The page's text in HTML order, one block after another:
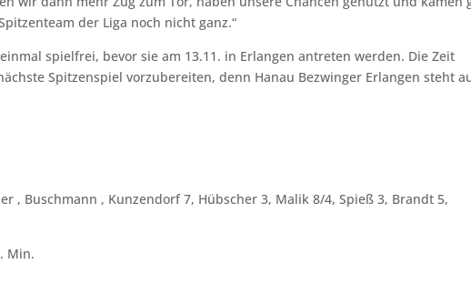
der Liga noch nicht ganz.“
spielfrei, bevor sie am 13.11. in Erlangen antreten werden. Die Zeit
Spitzenspiel vorzubereiten, denn Hanau Bezwinger Erlangen steht
, Buschmann , Kunzendorf 7, Hübscher 3, Malik 8/4, Spieß 3, Brandt 5,
Min.